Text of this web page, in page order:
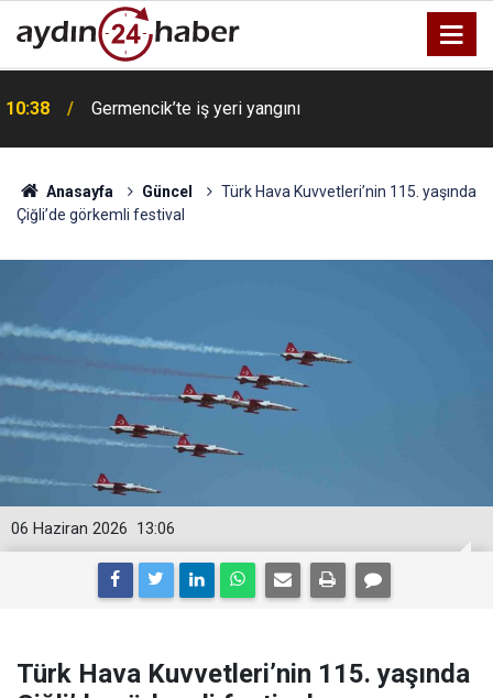
10:38 Germencik’te iş yeri yangını
Anasayfa Güncel
Türk Hava Kuvvetleri’nin 115. yaşında
Çiğli’de görkemli festival
13:06
06 Haziran 2026
Türk Hava Kuvvetleri’nin 115. yaşında